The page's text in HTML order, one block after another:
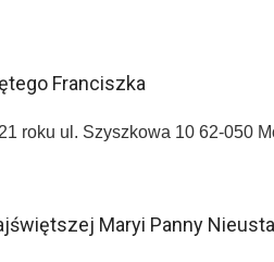
Franciszka
roku ul. Szyszkowa 10 62-
Maryi Panny